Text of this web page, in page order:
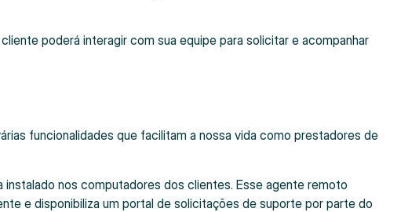
poderá interagir com sua equipe para solicitar e acompanhar
funcionalidades que facilitam a nossa vida como prestadores de
nos computadores dos clientes. Esse agente remoto
e disponibiliza um portal de solicitações de suporte por parte do